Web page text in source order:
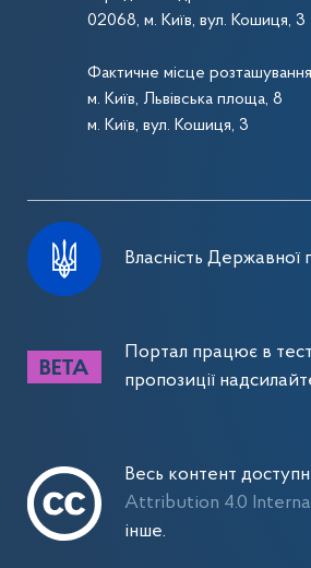
02068, м. Київ, вул. Кошиця, 3
Фактичне місце
м. Київ, Львівська площа, 8
м. Київ, вул. Кошиця, 3
Власність Державної
Портал працює в
пропозиції
Весь контент
Attribution 4.0
інше.